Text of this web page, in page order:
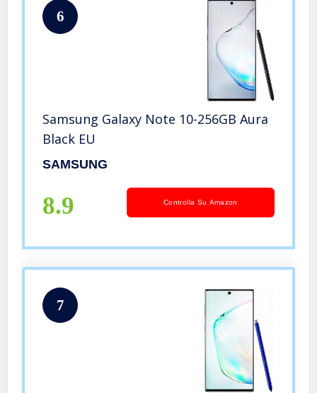
6
Samsung Galaxy Note 10-256GB Aura
Black EU
SAMSUNG
8.9 Controlla Su Amazon
7